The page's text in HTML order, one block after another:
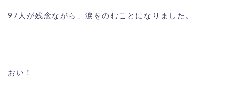
97人が残念ながら、涙をのむことになりました。
おい！